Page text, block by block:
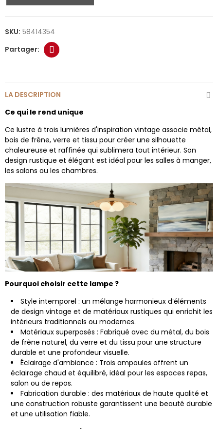
SKU: 58414354
LA DESCRIPTION
Ce qui le rend unique
Ce lustre à trois lumières d'inspiration vintage associe métal,
bois de frêne, verre et tissu pour créer une silhouette
chaleureuse et raffinée qui sublimera tout intérieur. Son
design rustique et élégant est idéal pour les salles à manger,
les salons ou les chambres.
Pourquoi choisir cette lampe ?
Style intemporel : un mélange harmonieux d’éléments
de design vintage et de matériaux rustiques qui enrichit les
intérieurs traditionnels ou modernes.
Matériaux superposés : Fabriqué avec du métal, du bois
de frêne naturel, du verre et du tissu pour une structure
durable et une profondeur visuelle.
Éclairage d'ambiance : Trois ampoules offrent un
éclairage chaud et équilibré, idéal pour les espaces repas,
salon ou de repos.
Fabrication durable : des matériaux de haute qualité et
une construction robuste garantissent une beauté durable
et une utilisation fiable.